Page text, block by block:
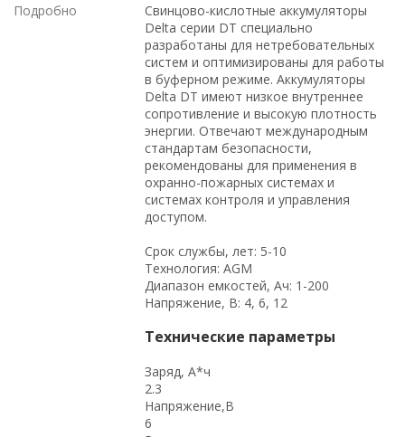
Подробно
Свинцово-кислотные аккумуляторы
Delta серии DT специально
разработаны для нетребовательных
систем и оптимизированы для работы
в буферном режиме. Аккумуляторы
Delta DT имеют низкое внутреннее
сопротивление и высокую плотность
энергии. Отвечают международным
стандартам безопасности,
рекомендованы для применения в
охранно-пожарных системах и
системах контроля и управления
доступом.
Срок службы, лет: 5-10
Технология: AGM
Диапазон емкостей, Ач: 1-200
Напряжение, В: 4, 6, 12
Технические параметры
Заряд, А*ч
2.3
Напряжение,В
6